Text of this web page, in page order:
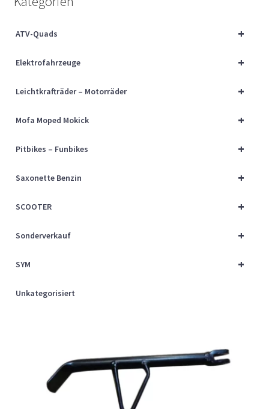
Über uns
+
ATV-Quads
+
Elektrofahrzeuge
+
Leichtkrafträder – Motorräder
+
Mofa Moped Mokick
+
Pitbikes – Funbikes
+
Saxonette Benzin
+
SCOOTER
+
Sonderverkauf
+
SYM
Unkategorisiert